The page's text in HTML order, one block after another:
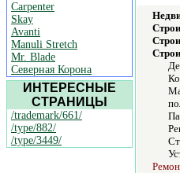
Carpenter
Skay
Avanti
Manuli Stretch
Mr. Blade
Северная Корона
ИНТЕРЕСНЫЕ
СТРАНИЦЫ
/trademark/661/
/type/882/
/type/3449/